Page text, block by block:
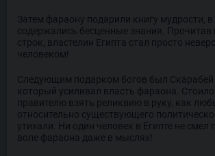
Затем фараону подарили книгу мудрости,
содержались бесценные знания. Прочитав
строк, властелин Египта стал просто
человеком!
Следующим подарком богов был Скарабей
который усиливал власть фараона.
правителю взять реликвию в руку, как
относительно существующего
утихали. Ни один человек в Египте не смел
воле фараона даже в мыслях!